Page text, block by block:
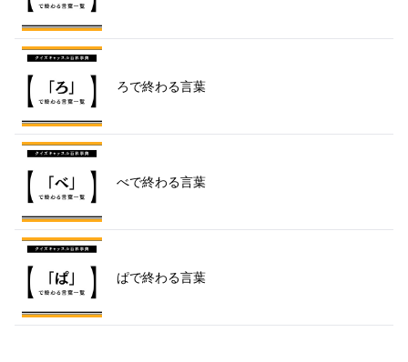
ろで終わる言葉
べで終わる言葉
ぱで終わる言葉